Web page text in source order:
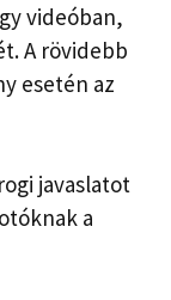
videóban,
A rövidebb
esetén az
javaslatot
a